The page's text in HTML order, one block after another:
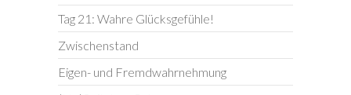
Tag 21: Wahre Glücksgefühle!
Zwischenstand
Eigen- und Fremdwahrnehmung